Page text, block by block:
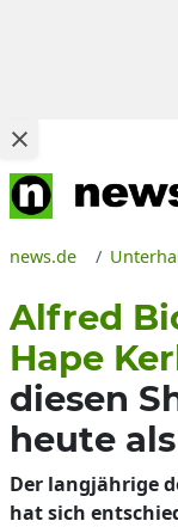
news.de
Alfred
Hape
diesen
heute
Der langjährige
hat sich